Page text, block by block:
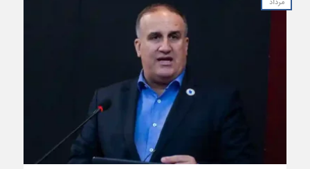
مرداد